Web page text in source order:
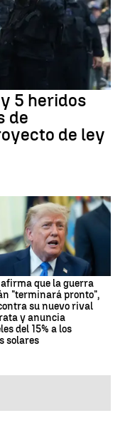
5 heridos
de
de ley
que la guerra
"terminará pronto",
su nuevo rival
y anuncia
del 15% a los
solares